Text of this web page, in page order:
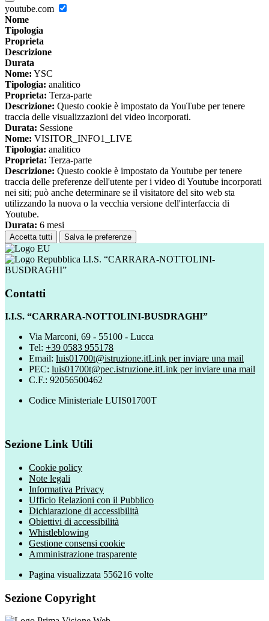
youtube.com
Nome
Tipologia
Proprieta
Descrizione
Durata
Nome: YSC
Tipologia: analitico
Proprieta: Terza-parte
Descrizione: Questo cookie è impostato da YouTube per tenere
traccia delle visualizzazioni dei video incorporati.
Durata: Sessione
Nome: VISITOR_INFO1_LIVE
Tipologia: analitico
Proprieta: Terza-parte
Descrizione: Questo cookie è impostato da Youtube per tenere
traccia delle preferenze dell'utente per i video di Youtube incorporati
nei siti; può anche determinare se il visitatore del sito web sta
utilizzando la nuova o la vecchia versione dell'interfaccia di
Youtube.
Durata: 6 mesi
Accetta tutti Salva le preferenze
I.I.S. “CARRARA-NOTTOLINI-
BUSDRAGHI”
Contatti
I.I.S. “CARRARA-NOTTOLINI-BUSDRAGHI”
Via Marconi, 69 - 55100 - Lucca
Tel: +39 0583 955178
Email: luis01700t@istruzione.itLink per inviare una mail
PEC: luis01700t@pec.istruzione.itLink per inviare una mail
C.F.: 92056500462
Codice Ministeriale LUIS01700T
Sezione Link Utili
Cookie policy
Note legali
Informativa Privacy
Ufficio Relazioni con il Pubblico
Dichiarazione di accessibilità
Obiettivi di accessibilità
Whistleblowing
Gestione consensi cookie
Amministrazione trasparente
Pagina visualizzata 556216 volte
Sezione Copyright